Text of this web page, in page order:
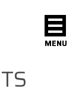
MENU